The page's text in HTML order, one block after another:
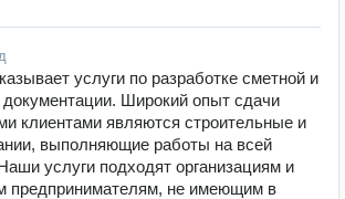
услуги по разработке сметной и
документации. Широкий опыт сдачи
клиентами являются строительные и
выполняющие работы на всей
услуги подходят организациям и
предпринимателям, не имеющим в